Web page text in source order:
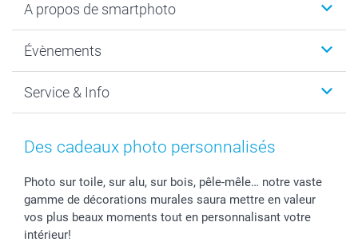
Cadeaux photo
MyNameBook
Développement photo & Tirage photo
Cadres photo & accessoires déco
Stickers & Etiquettes
Chèque Cadeau
A propos de smartphoto
Durabilité
Gestion des cookies
Mentions Légales
Affiliation
Investor Relations
B2B smartbusiness
Évènements
Nouvel An
Fête des Mères
Confirmation ou communion
Mariage
Fête d'anniversaire
Service & Info
Tarifs et frais de livraison
Livraison en 48 heures
Modes de Paiement
Identifiez-vous
Des cadeaux photo personnalisés
Photo sur toile, sur alu, sur bois, pêle-mêle… notre vaste
gamme de décorations murales saura mettre en valeur
vos plus beaux moments tout en personnalisant votre
intérieur!